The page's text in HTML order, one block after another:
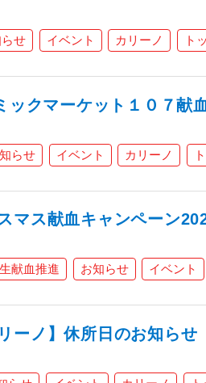
せ イベント カリーノ ト
ックマーケット１０７献
らせ イベント カリーノ
マス献血キャンペーン
献血推進 お知らせ イベント
ーノ】休所日のお知らせ